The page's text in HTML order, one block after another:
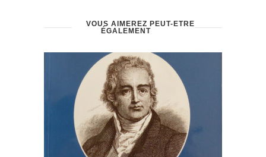
VOUS AIMEREZ PEUT-ÊTRE
ÉGALEMENT